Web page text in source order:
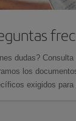
dudas? Consulta
los
exigidos